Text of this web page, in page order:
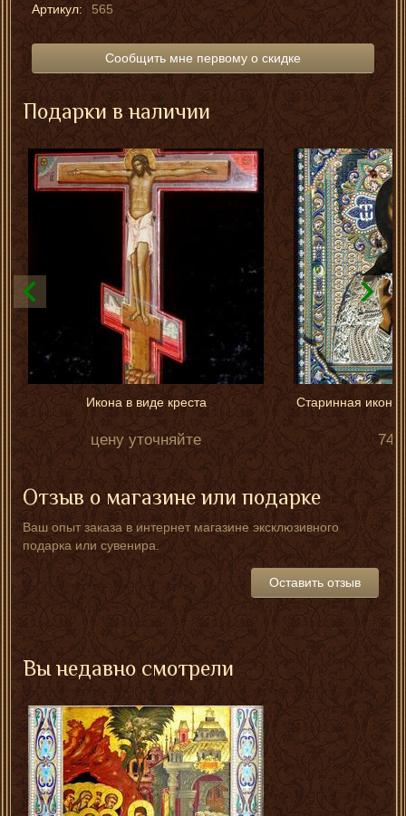
Артикул: 565
Сообщить мне первому о скидке
Подарки в наличии
Икона в виде креста
цену уточняйте
Старинная икона
740
Отзыв о магазине или подарке
Ваш опыт заказа в интернет магазине эксклюзивного
подарка или сувенира.
Оставить отзыв
Вы недавно смотрели